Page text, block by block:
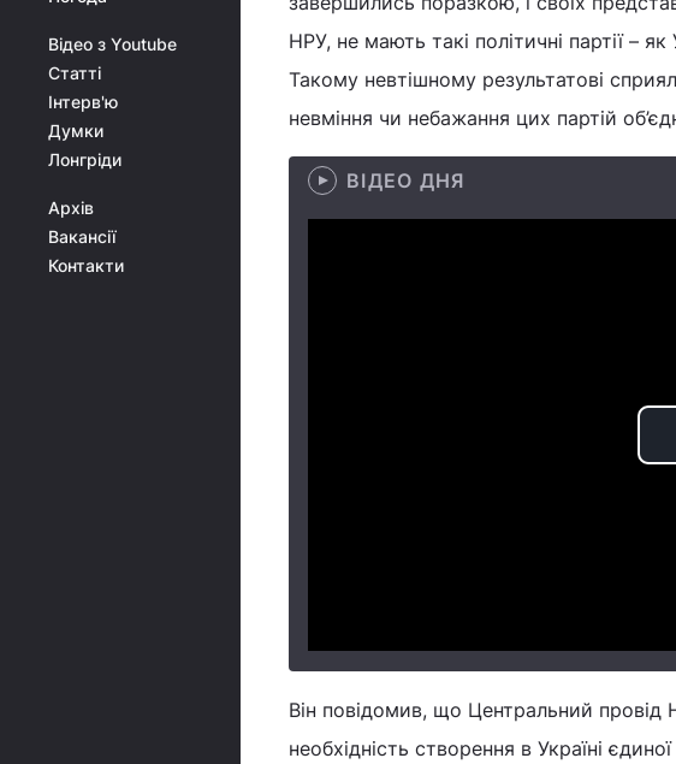
Відео з Youtube
Статті
Інтерв'ю
Думки
Лонгріди
Архів
Вакансії
Контакти
НРУ, не мають такі політичні партії –
Такому невтішному результатові
невміння чи небажання цих партій
ВІДЕО ДНЯ
Він повідомив, що Центральний
необхідність створення в Україні